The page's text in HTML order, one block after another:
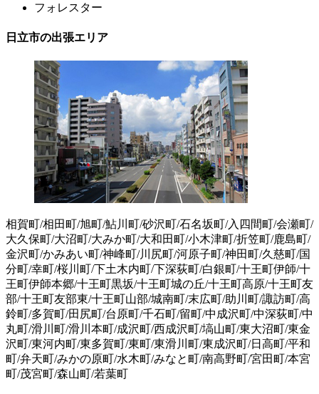
フォレスター
日立市の出張エリア
相賀町/相田町/旭町/鮎川町/砂沢町/石名坂町/入四間町/会瀬町/
大久保町/大沼町/大みか町/大和田町/小木津町/折笠町/鹿島町/
金沢町/かみあい町/神峰町/川尻町/河原子町/神田町/久慈町/国
分町/幸町/桜川町/下土木内町/下深荻町/白銀町/十王町伊師/十
王町伊師本郷/十王町黒坂/十王町城の丘/十王町高原/十王町友
部/十王町友部東/十王町山部/城南町/末広町/助川町/諏訪町/高
鈴町/多賀町/田尻町/台原町/千石町/留町/中成沢町/中深荻町/中
丸町/滑川町/滑川本町/成沢町/西成沢町/塙山町/東大沼町/東金
沢町/東河内町/東多賀町/東町/東滑川町/東成沢町/日高町/平和
町/弁天町/みかの原町/水木町/みなと町/南高野町/宮田町/本宮
町/茂宮町/森山町/若葉町